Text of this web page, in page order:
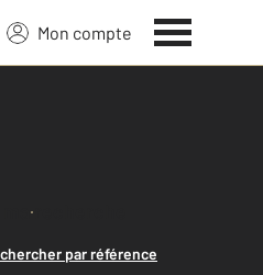
Mon compte
ma recherche
par référence